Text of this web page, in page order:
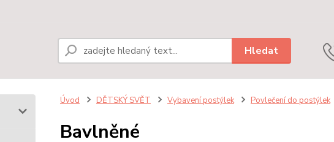
Hledat
Úvod DĚTSKÝ SVĚT Vybavení postýlek Povlečení do postýlek
Bavlněné